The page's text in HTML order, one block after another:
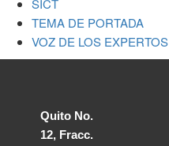
TEMA DE PORTADA
VOZ DE LOS EXPERTOS
Quito No.
12, Fracc.